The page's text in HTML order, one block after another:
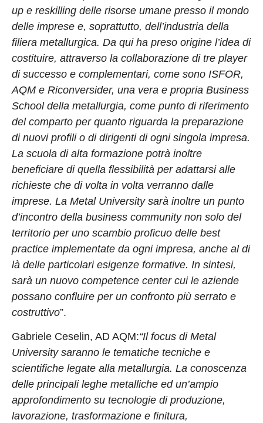
up e reskilling delle risorse umane presso il mondo
delle imprese e, soprattutto, dell’industria della
filiera metallurgica. Da qui ha preso origine l’idea di
costituire, attraverso la collaborazione di tre player
di successo e complementari, come sono ISFOR,
AQM e Riconversider, una vera e propria Business
School della metallurgia, come punto di riferimento
del comparto per quanto riguarda la preparazione
di nuovi profili o di dirigenti di ogni singola impresa.
La scuola di alta formazione potrà inoltre
beneficiare di quella flessibilità per adattarsi alle
richieste che di volta in volta verranno dalle
imprese. La Metal University sarà inoltre un punto
d’incontro della business community non solo del
territorio per uno scambio proficuo delle best
practice implementate da ogni impresa, anche al di
là delle particolari esigenze formative. In sintesi,
sarà un nuovo competence center cui le aziende
possano confluire per un confronto più serrato e
costruttivo”.
Gabriele Ceselin, AD AQM:“Il focus di Metal
University saranno le tematiche tecniche e
scientifiche legate alla metallurgia. La conoscenza
delle principali leghe metalliche ed un’ampio
approfondimento su tecnologie di produzione,
lavorazione, trasformazione e finitura,